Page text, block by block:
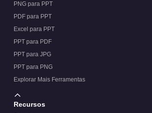
PNG para PPT
PDF para PPT
Excel para PPT
PPT para PDF
PPT para JPG
PPT para PNG
Explorar Mais Ferramentas
Recursos